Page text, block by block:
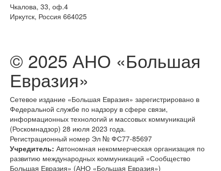
Чкалова, 33, оф.4
Иркутск, Россия 664025
© 2025 АНО «Большая
Евразия»
Сетевое издание «Большая Евразия» зарегистрировано в
Федеральной службе по надзору в сфере связи,
информационных технологий и массовых коммуникаций
(Роскомнадзор) 28 июля 2023 года.
Регистрационный номер Эл № ФС77-85697
Учредитель: Автономная некоммерческая организация по
развитию международных коммуникаций «Сообщество
Большая Евразия» (АНО «Большая Евразия»)